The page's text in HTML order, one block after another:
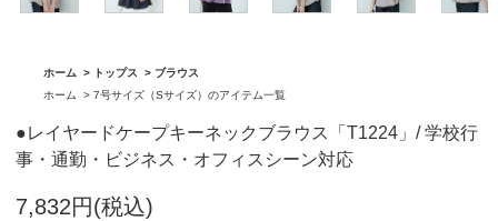
ホーム > トップス > ブラウス
ホーム
>7号サイズ（Sサイズ）のアイテム一覧
●レイヤードケープキーネックブラウス「T1224」/ 学校行
事・通勤・ビジネス・オフィスシーン対応
7,832円(税込)